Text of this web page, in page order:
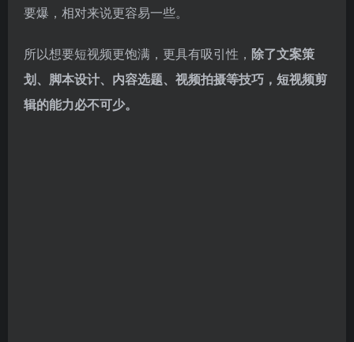
要爆，相对来说更容易一些。
所以想要短视频更饱满，更具有吸引性， 除了文案策
划、脚本设计、内容选题、视频拍摄等技巧，短视频剪
辑的能力必不可少。